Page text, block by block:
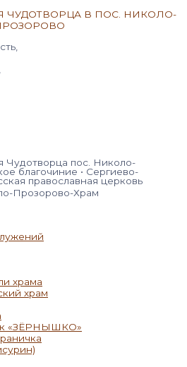
Чудотворца пос. Николо-
благочиние • Сергиево-
православная церковь
храма
храм
«ЗЁРНЫШКО»